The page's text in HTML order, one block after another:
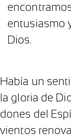
entusiasmo
Dios.
Había un
la gloria de
dones del
vientos